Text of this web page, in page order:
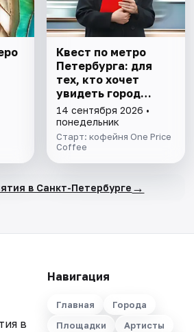
Квест по метро
Петербурга: для
тех, кто хочет
увидеть город
иначе
14 сентября 2026 •
понедельник
Старт: кофейня One Price
Coffee
в Санкт-Петербурге →
в
Навигация
Главная
Города
Площадки
Артисты